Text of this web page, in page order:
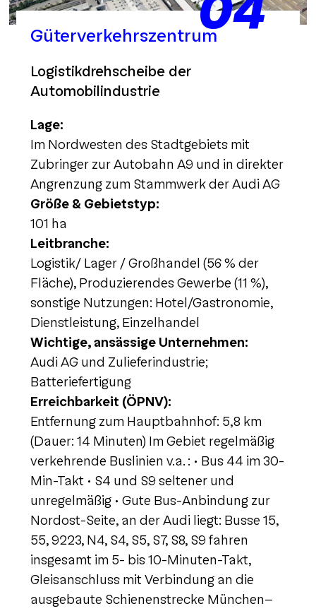
Güterverkehrszentrum
Logistikdrehscheibe der
Automobilindustrie
Lage:
Im Nordwesten des Stadtgebiets mit
Zubringer zur Autobahn A9 und in direkter
Angrenzung zum Stammwerk der Audi AG
Größe & Gebietstyp:
101 ha
Leitbranche:
Logistik/ Lager / Großhandel (56 % der
Fläche), Produzierendes Gewerbe (11 %),
sonstige Nutzungen: Hotel/Gastronomie,
Dienstleistung, Einzelhandel
Wichtige, ansässige Unternehmen:
Audi AG und Zulieferindustrie;
Batteriefertigung
Erreichbarkeit (ÖPNV):
Entfernung zum Hauptbahnhof: 5,8 km
(Dauer: 14 Minuten) Im Gebiet regelmäßig
verkehrende Buslinien v.a. : • Bus 44 im 30-
Min-Takt • S4 und S9 seltener und
unregelmäßig • Gute Bus-Anbindung zur
Nordost-Seite, an der Audi liegt: Busse 15,
55, 9223, N4, S4, S5, S7, S8, S9 fahren
insgesamt im 5- bis 10-Minuten-Takt,
Gleisanschluss mit Verbindung an die
ausgebaute Schienenstrecke München–